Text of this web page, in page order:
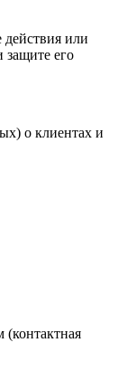
или
защите его
о клиентах и
(контактная